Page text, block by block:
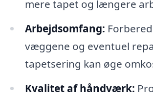
mere tapet og længere
Arbejdsomfang:
væggene og eventuel
tapetsering kan øge
Kvalitet af håndværk: